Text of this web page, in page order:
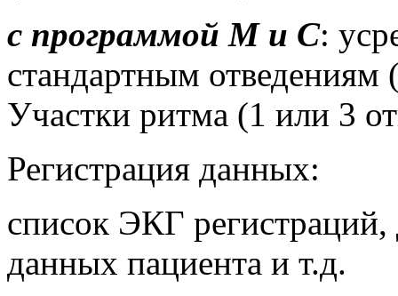
с программой М и С:
стандартным
Участки ритма (1 или 3
Регистрация данных:
список ЭКГ
данных пациента и т.д.